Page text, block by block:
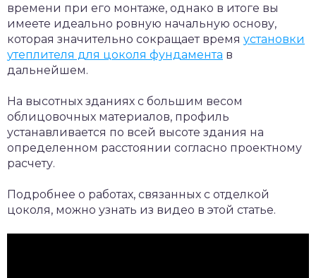
времени при его монтаже, однако в итоге вы
имеете идеально ровную начальную основу,
которая значительно сокращает время установки
утеплителя для цоколя фундамента в
дальнейшем.
На высотных зданиях с большим весом
облицовочных материалов, профиль
устанавливается по всей высоте здания на
определенном расстоянии согласно проектному
расчету.
Подробнее о работах, связанных с отделкой
цоколя, можно узнать из видео в этой статье.